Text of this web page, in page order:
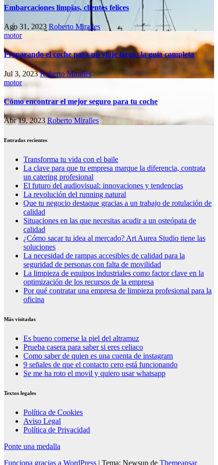
Embarcaciones limpias, clientes felices
Ago 31, 2023 Roberto Miralles
motor
Preparando el coche para un viaje largo: la guía completa
Jul 3, 2023Roberto Miralles
motor
Cómo encontrar el mejor seguro para tu coche
Abr 19, 2023Roberto Miralles
Entradas recientes
Transforma tu vida con el baile
La clave para que tu empresa marque la diferencia, contrata
un catering profesional
El futuro del audiovisual: innovaciones y tendencias
La revolución del running natural
Que tu negocio destaque gracias a un trabajo de rotulación de
calidad
Situaciones en las que necesitas acudir a un osteópata de
calidad
¿Cómo sacar tu idea al mercado? Art Aurea Studio tiene las
soluciones
La necesidad de rampas accesibles de calidad para la
seguridad de personas con falta de movilidad
La limpieza de equipos industriales como factor clave en la
optimización de los recursos de la empresa
Por qué contratar una empresa de limpieza profesional para la
oficina
Más visitadas
Es bueno comerse la piel del altramuz
Prueba casera para saber si eres celiaco
Como saber de quien es una cuenta de instagram
9 señales de que el contacto cero está funcionando
Se me ha roto el movil y quiero usar whatsapp
Textos legales
Política de Cookies
Aviso Legal
Política de Privacidad
Ponte una medalla
Funciona gracias a WordPress | Tema: Newsup de Themeansar